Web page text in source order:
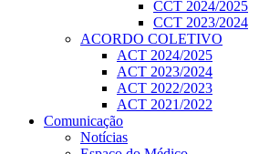
CCT 2024/2025
CCT 2023/2024
ACORDO COLETIVO
ACT 2024/2025
ACT 2023/2024
ACT 2022/2023
ACT 2021/2022
Comunicação
Notícias